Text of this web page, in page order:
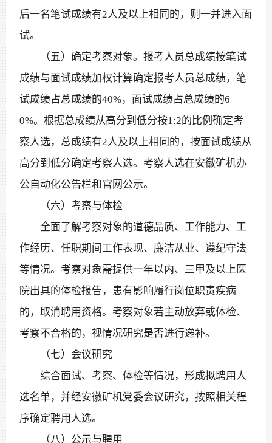
后一名笔试成绩有2人及以上相同的，则一并进入面
试。
（五）确定考察对象。报考人员总成绩按笔试
成绩与面试成绩加权计算确定报考人员总成绩，笔
试成绩占总成绩的40%，面试成绩占总成绩的6
0%。根据总成绩从高分到低分按1:2的比例确定考
察人选，总成绩有2人及以上相同的，按面试成绩从
高分到低分确定考察人选。考察人选在安徽矿机办
公自动化公告栏和官网公示。
（六）考察与体检
全面了解考察对象的道德品质、工作能力、工
作经历、任职期间工作表现、廉洁从业、遵纪守法
等情况。考察对象需提供一年以内、三甲及以上医
院出具的体检报告，患有影响履行岗位职责疾病
的，取消聘用资格。考察对象若主动放弃或体检、
考察不合格的，视情况研究是否进行递补。
（七）会议研究
综合面试、考察、体检等情况，形成拟聘用人
选名单，并经安徽矿机党委会议研究，按照相关程
序确定聘用人选。
（八）公示与聘用